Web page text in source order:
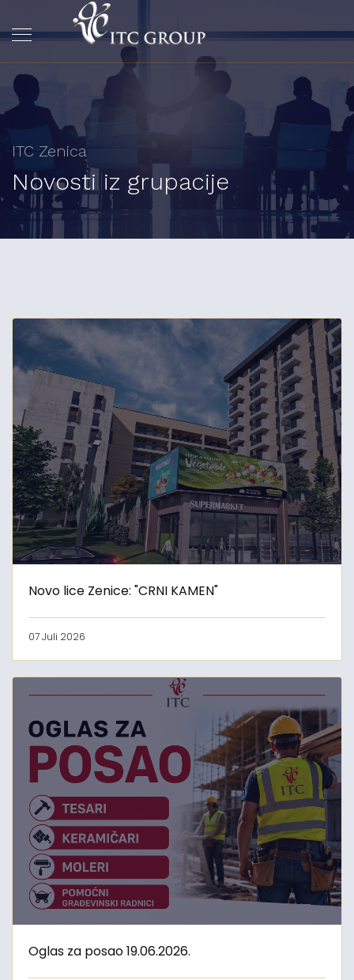
ITC Zenica
Novosti iz grupacije
Novo lice Zenice: "CRNI KAMEN"
07 Juli 2026
Oglas za posao 19.06.2026.